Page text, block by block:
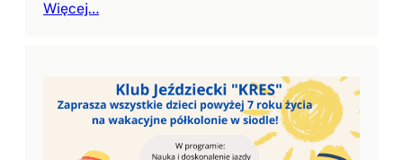
Więcej…